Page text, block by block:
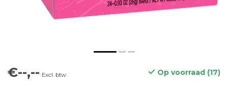
€--,-- Excl. btw Op voorraad (17)